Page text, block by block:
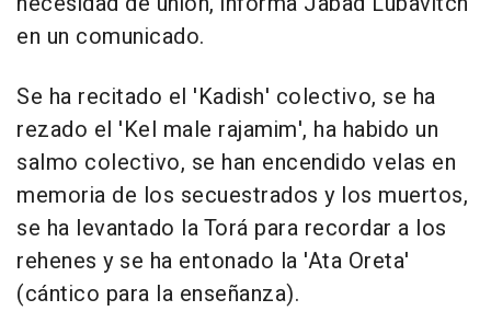
en un comunicado.
Se ha recitado el 'Kadish' colectivo, se ha
rezado el 'Kel male rajamim', ha habido un
salmo colectivo, se han encendido velas en
memoria de los secuestrados y los muertos,
se ha levantado la Torá para recordar a los
rehenes y se ha entonado la 'Ata Oreta'
(cántico para la enseñanza).